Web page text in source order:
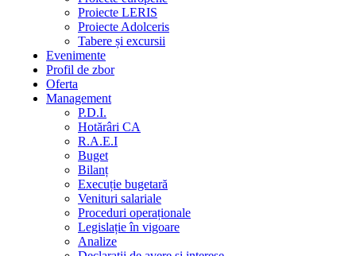
Proiecte LERIS
Proiecte Adolceris
Tabere și excursii
Evenimente
Profil de zbor
Oferta
Management
P.D.I.
Hotărâri CA
R.A.E.I
Buget
Bilanț
Execuție bugetară
Venituri salariale
Proceduri operaționale
Legislație în vigoare
Analize